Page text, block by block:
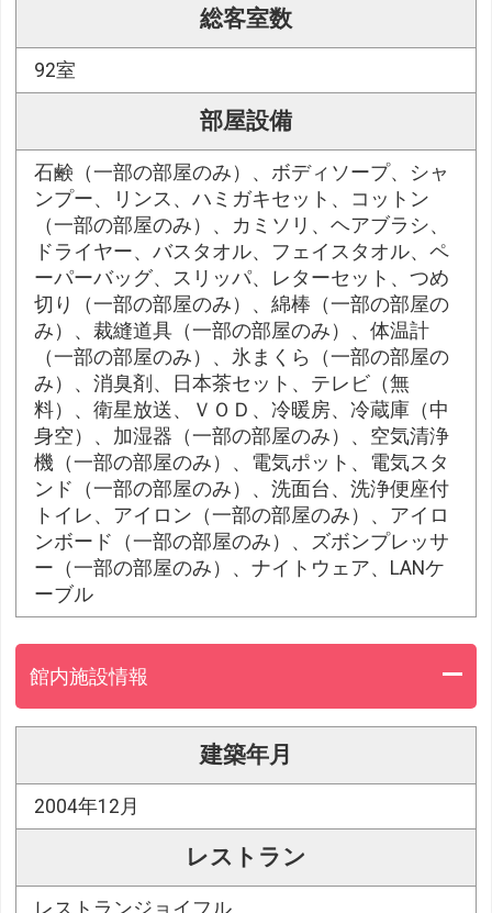
総客室数
92室
部屋設備
石鹸（一部の部屋のみ）、ボディソープ、シャ
ンプー、リンス、ハミガキセット、コットン
（一部の部屋のみ）、カミソリ、ヘアブラシ、
ドライヤー、バスタオル、フェイスタオル、ペ
ーパーバッグ、スリッパ、レターセット、つめ
切り（一部の部屋のみ）、綿棒（一部の部屋の
み）、裁縫道具（一部の部屋のみ）、体温計
（一部の部屋のみ）、氷まくら（一部の部屋の
み）、消臭剤、日本茶セット、テレビ（無
料）、衛星放送、ＶＯＤ、冷暖房、冷蔵庫（中
身空）、加湿器（一部の部屋のみ）、空気清浄
機（一部の部屋のみ）、電気ポット、電気スタ
ンド（一部の部屋のみ）、洗面台、洗浄便座付
トイレ、アイロン（一部の部屋のみ）、アイロ
ンボード（一部の部屋のみ）、ズボンプレッサ
ー（一部の部屋のみ）、ナイトウェア、LANケ
ーブル
館内施設情報
建築年月
2004年12月
レストラン